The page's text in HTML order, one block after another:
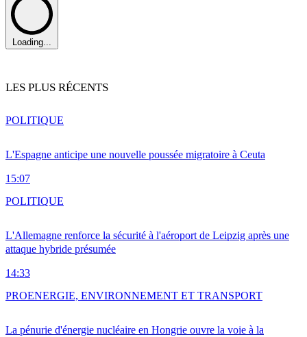
Loading...
LES PLUS RÉCENTS
L'Espagne anticipe une nouvelle poussée migratoire à Ceuta
15:07
POLITIQUE
L'Allemagne renforce la sécurité à l'aéroport de Leipzig après une
attaque hybride présumée
14:33
POLITIQUE
La pénurie d'énergie nucléaire en Hongrie ouvre la voie à la
PROENERGIE, ENVIRONNEMENT ET TRANSPORT